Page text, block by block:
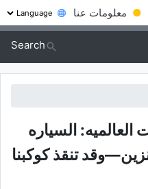
● معلومات عنا
Search
السیاره
تنقذ کوکبنا